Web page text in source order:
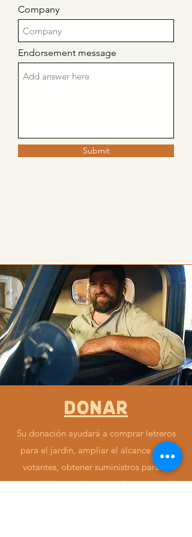
Company
Endorsement message
Submit
Donar
Su donación ayudará a comprar letreros
para el jardín, ampliar el alcance a los
votantes, obtener suministros para el
escrutinio y ayudarme con los costos de